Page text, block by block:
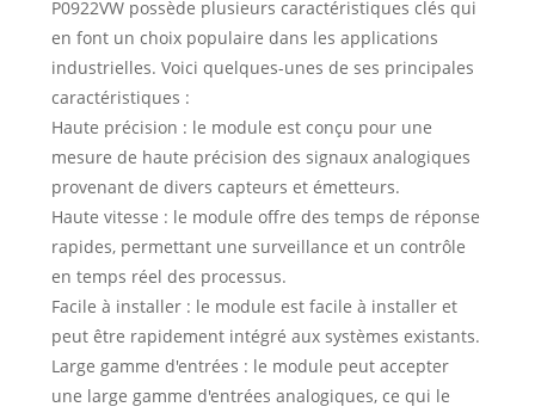
P0922VW possède plusieurs caractéristiques clés qui
en font un choix populaire dans les applications
industrielles. Voici quelques-unes de ses principales
caractéristiques :
Haute précision : le module est conçu pour une
mesure de haute précision des signaux analogiques
provenant de divers capteurs et émetteurs.
Haute vitesse : le module offre des temps de réponse
rapides, permettant une surveillance et un contrôle
en temps réel des processus.
Facile à installer : le module est facile à installer et
peut être rapidement intégré aux systèmes existants.
Large gamme d'entrées : le module peut accepter
une large gamme d'entrées analogiques, ce qui le